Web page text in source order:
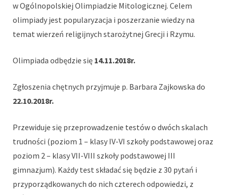
w Ogólnopolskiej Olimpiadzie Mitologicznej. Celem
olimpiady jest popularyzacja i poszerzanie wiedzy na
temat wierzeń religijnych starożytnej Grecji i Rzymu.
Olimpiada odbędzie się 14.11.2018r.
Zgłoszenia chętnych przyjmuje p. Barbara Zajkowska do
22.10.2018r.
Przewiduje się przeprowadzenie testów o dwóch skalach
trudności (poziom 1 – klasy IV-VI szkoły podstawowej oraz
poziom 2 – klasy VII-VIII szkoły podstawowej III
gimnazjum). Każdy test składać się będzie z 30 pytań i
przyporządkowanych do nich czterech odpowiedzi, z